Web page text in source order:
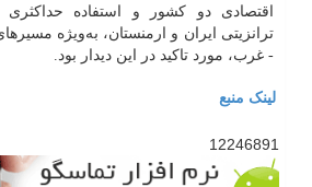
اقتصادی دو کشور و استفاده
ترانزیتی ایران و ارمنستان، به‌ویژه
- غرب، مورد تاکید در این دیدار بود.
لینک منبع
12246891